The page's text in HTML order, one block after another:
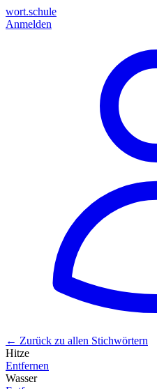
wort.schule
Anmelden
← Zurück zu allen Stichwörtern
Hitze
Entfernen
Wasser